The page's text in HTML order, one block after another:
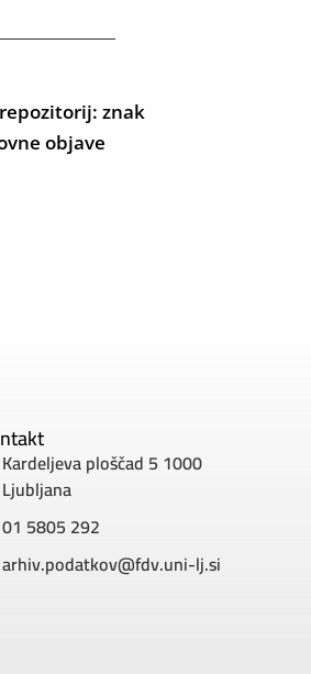
znak
objave
Kardeljeva ploščad 5 1000
Ljubljana
01 5805 292
arhiv.podatkov@fdv.uni-lj.si